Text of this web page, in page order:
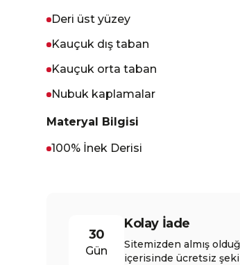
Deri üst yüzey
Kauçuk dış taban
Kauçuk orta taban
Nubuk kaplamalar
Materyal Bilgisi
100% İnek Derisi
30
Gün
Kolay İade
Sitemizden almış
içerisinde ücretsiz